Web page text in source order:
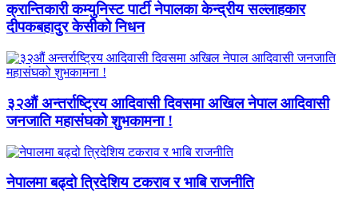
क्रान्तिकारी कम्युनिस्ट पार्टी नेपालका केन्द्रीय सल्लाहकार
दीपकबहादुर केसीको निधन
३२औं अन्तर्राष्ट्रिय आदिवासी दिवसमा अखिल नेपाल आदिवासी
जनजाति महासंघको शुभकामना !
नेपालमा बढ्दो त्रिदेशिय टकराव र भाबि राजनीति